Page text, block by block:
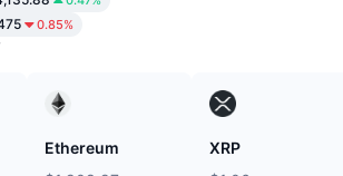
0.85%
Ethereum
XRP